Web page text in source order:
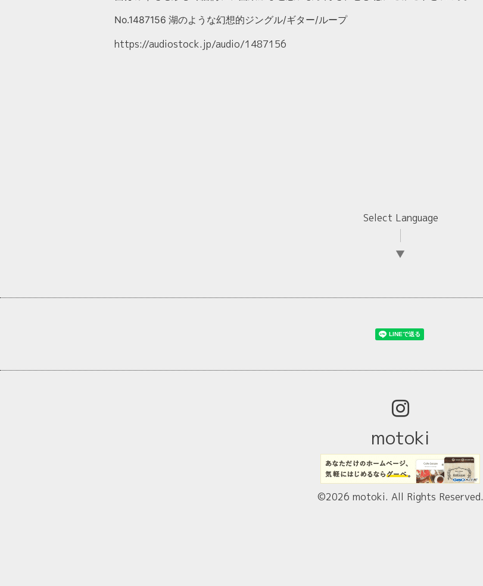
No.1487156 湖のような幻想的ジングル/ギター/ループ
https://audiostock.jp/audio/1487156
Select Language
▼
motoki
©2026 motoki. All Rights Reserved.